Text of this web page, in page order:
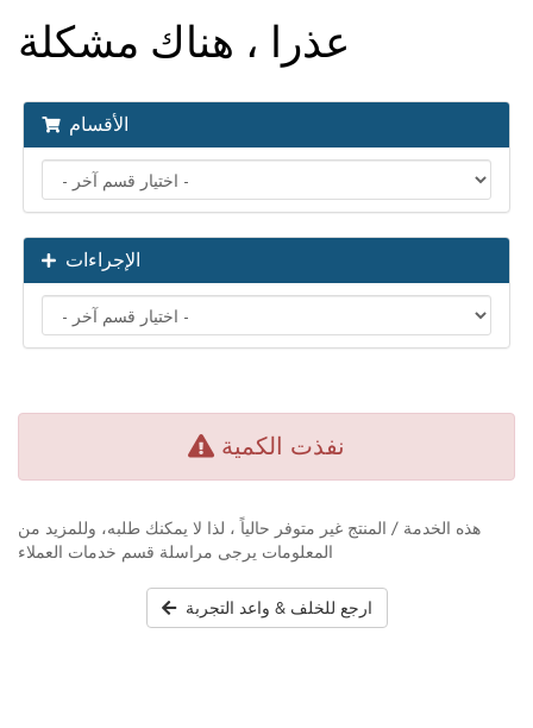
عذرا ، هناك مشكلة
الأقسام
الإجراءات
نفذت الكمية
هذه الخدمة / المنتج غير متوفر حالياً ، لذا لا يمكنك طلبه، وللمزيد من
المعلومات يرجى مراسلة قسم خدمات العملاء
ارجع للخلف & واعد التجربة